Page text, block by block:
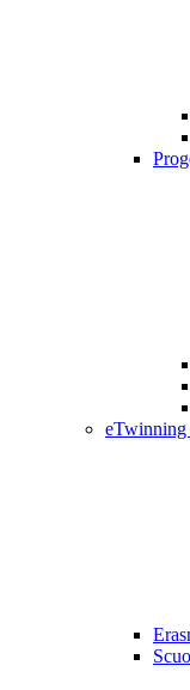
eTwinning